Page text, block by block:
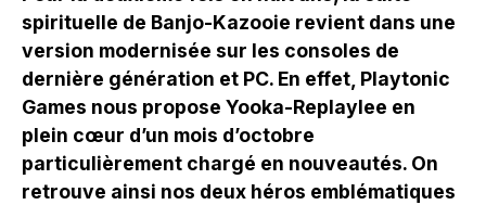
spirituelle de Banjo-Kazooie revient dans une
version modernisée sur les consoles de
dernière génération et PC. En effet, Playtonic
Games nous propose Yooka-Replaylee en
plein cœur d’un mois d’octobre
particulièrement chargé en nouveautés. On
retrouve ainsi nos deux héros emblématiques